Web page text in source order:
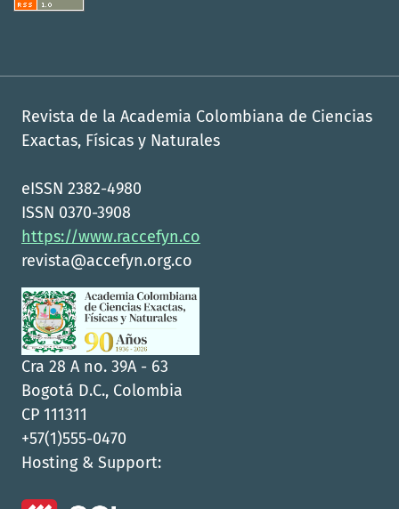
Revista de la Academia Colombiana de Ciencias
Exactas, Físicas y Naturales
eISSN 2382-4980
ISSN 0370-3908
https://www.raccefyn.co
revista@accefyn.org.co
Cra 28 A no. 39A - 63
Bogotá D.C., Colombia
CP 111311
+57(1)555-0470
Hosting & Support: